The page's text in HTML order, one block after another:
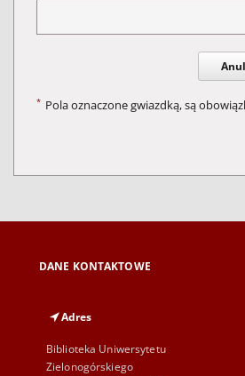
* Pola oznaczone gwiazdką, są
DANE KONTAKTOWE
Adres
Biblioteka Uniwersytetu
Zielonogórskiego